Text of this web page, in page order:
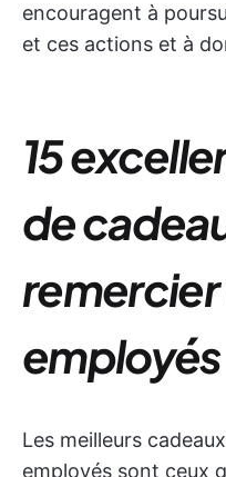
encouragent à
et ces actions et à
15
de
remercier
employés
Les meilleurs
employés sont ceux